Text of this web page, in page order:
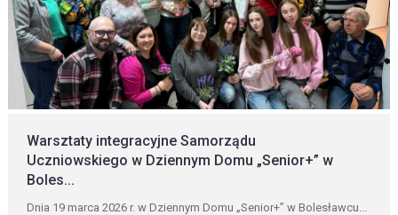
Warsztaty integracyjne Samorządu
Uczniowskiego w Dziennym Domu „Senior+” w
Boles...
Dnia 19 marca 2026 r. w Dziennym Domu „Senior+” w Bolesławcu...